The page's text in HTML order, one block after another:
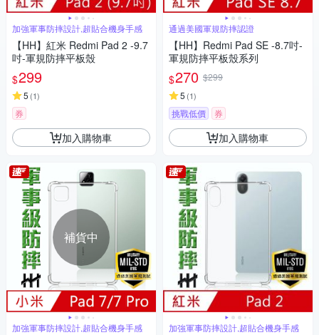
加強軍事防摔設計,超貼合機身手感
【HH】紅米 Redmi Pad 2 -9.7
吋-軍規防摔平板殼
$299
5 (1)
券
加入購物車
補貨中
加強軍事防摔設計,超貼合機身手感
通過美國軍規防摔認證
【HH】Redmi Pad SE -8.7吋-
軍規防摔平板殼系列
$270 $299
5 (1)
挑戰低價 券
加入購物車
加強軍事防摔設計,超貼合機身手感